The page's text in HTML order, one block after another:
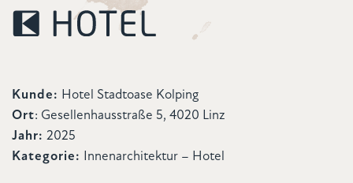
Kunde: Hotel Stadtoase Kolping
Ort: Gesellenhausstraße 5, 4020 Linz
Jahr: 2025
Kategorie:
Innenarchitektur – Hotel